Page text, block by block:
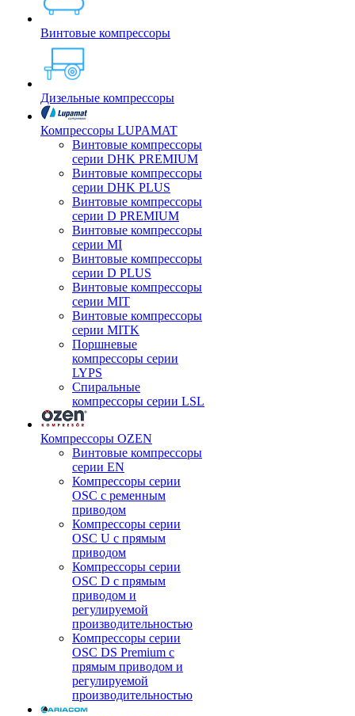
Винтовые компрессоры
Дизельные компрессоры
Компрессоры LUPAMAT
Винтовые компрессоры
серии DHK PREMIUM
Винтовые компрессоры
серии DHK PLUS
Винтовые компрессоры
серии D PREMIUM
Винтовые компрессоры
серии MI
Винтовые компрессоры
серии D PLUS
Винтовые компрессоры
серии MIT
Винтовые компрессоры
серии MITK
Поршневые
компрессоры серии
LYPS
Спиральные
компрессоры серии LSL
Компрессоры OZEN
Винтовые компрессоры
серии EN
Компрессоры серии
OSC с ременным
приводом
Компрессоры серии
OSC U с прямым
приводом
Компрессоры серии
OSC D с прямым
приводом и
регулируемой
производительностью
Компрессоры серии
OSC DS Premium с
прямым приводом и
регулируемой
производительностью